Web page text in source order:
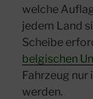
welche
jedem Land
Scheibe
belgischen
Fahrzeug
werden.